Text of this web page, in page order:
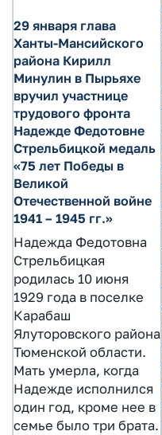
29 января глава
Ханты-Мансийского
района Кирилл
Минулин в Пырьяхе
вручил участнице
трудового фронта
Надежде Федотовне
Стрельбицкой медаль
«75 лет Победы в
Великой
Отечественной войне
1941 – 1945 гг.»
Надежда Федотовна
Стрельбицкая
родилась 10 июня
1929 года в поселке
Карабаш
Ялуторовского района
Тюменской области.
Мать умерла, когда
Надежде исполнился
один год, кроме нее в
семье было три брата.